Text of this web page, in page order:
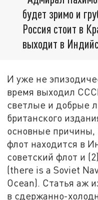
будет зримо и
Россия стоит в
выходит в
И уже не
время выходил
светлые и добрые
британского
основные причины,
флот находится в
советский флот и
(there is a Soviet
Ocean). Статья аж
в сдержанно-